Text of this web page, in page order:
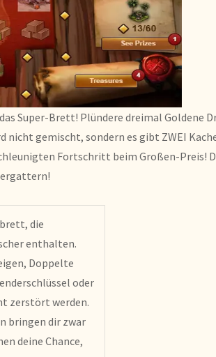
Super-Brett! Plündere dreimal Goldene
gemischt, sondern es gibt ZWEI
Fortschritt beim Großen-
ergattern!
die
enthalten.
Doppelte
oder
zerstört werden.
bringen dir zwar
deine Chance,